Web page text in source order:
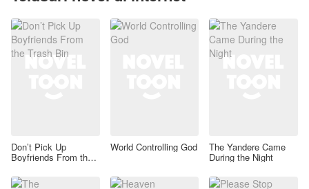
Don’t Pick Up
Boyfriends From the
World Controlling God The Yandere Came
During the Night